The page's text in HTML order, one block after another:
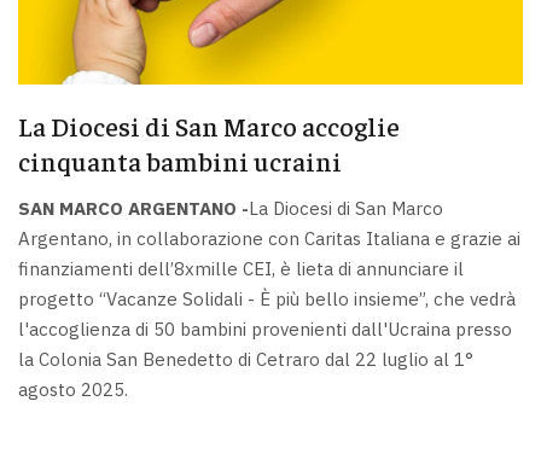
La Diocesi di San Marco accoglie
cinquanta bambini ucraini
SAN MARCO ARGENTANO -La Diocesi di San Marco
Argentano, in collaborazione con Caritas Italiana e grazie ai
finanziamenti dell’8xmille CEI, è lieta di annunciare il
progetto “Vacanze Solidali - È più bello insieme”, che vedrà
l'accoglienza di 50 bambini provenienti dall'Ucraina presso
la Colonia San Benedetto di Cetraro dal 22 luglio al 1°
agosto 2025.